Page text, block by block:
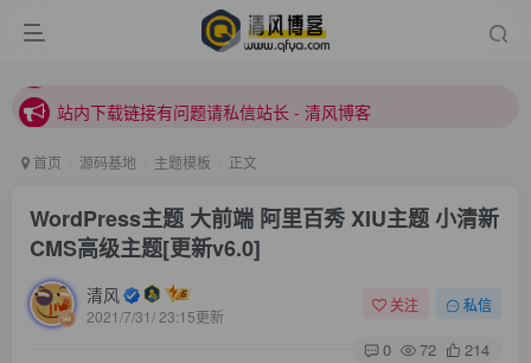
站内下载链接有问题请私信站长 - 清风博客
站内下载链接有问题请私信站长 - 清风博客
首页 源码基地 主题模板 正文
WordPress主题 大前端 阿里百秀 XIU主题 小清新
CMS高级主题[更新v6.0]
清风
2021/7/31/ 23:15更新
关注 私信
0 72 214